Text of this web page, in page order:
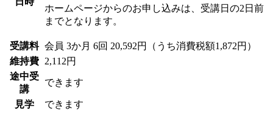
ホームページからのお申し込みは、受講日の2日前
までとなります。
受講料 会員 3か月 6回 20,592円（うち消費税額1,872円）
維持費 2,112円
途中受
講
できます
見学 できます